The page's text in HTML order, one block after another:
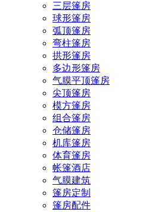
三层篷房
球形篷房
弧顶篷房
弯柱篷房
拱形篷房
多边形篷房
气膜平顶篷房
尖顶篷房
模方篷房
组合篷房
仓储篷房
机库篷房
体育篷房
帐篷酒店
气膜建筑
篷房定制
篷房配件